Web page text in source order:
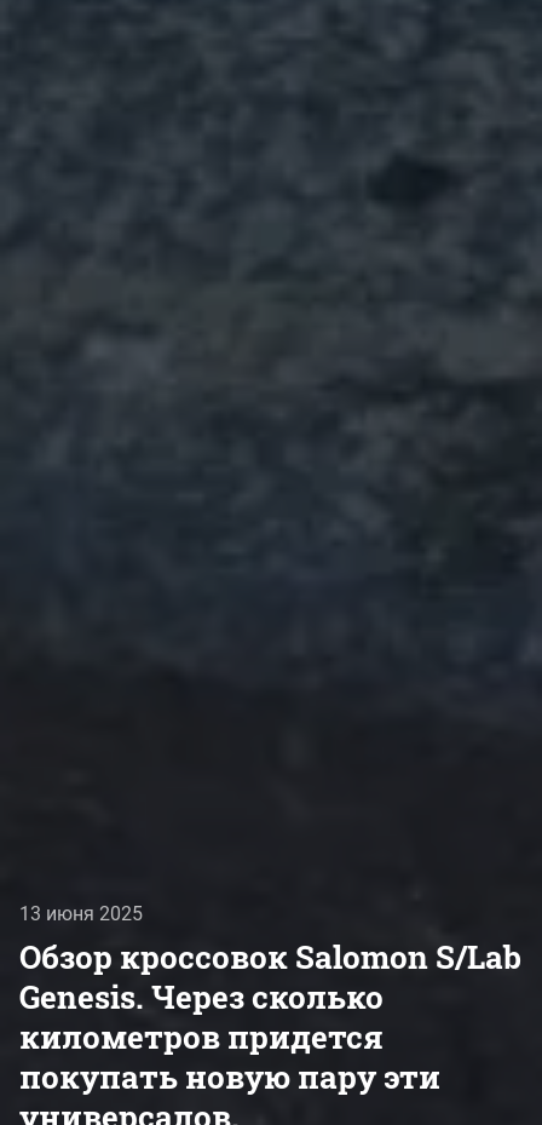
13 июня 2025
Обзор кроссовок Salomon S/Lab
Genesis. Через сколько
километров придется
покупать новую пару эти
универсалов.